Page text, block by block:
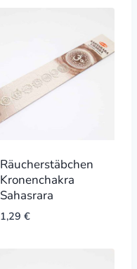
Räucherstäbchen
Kronenchakra
Sahasrara
1,29 €